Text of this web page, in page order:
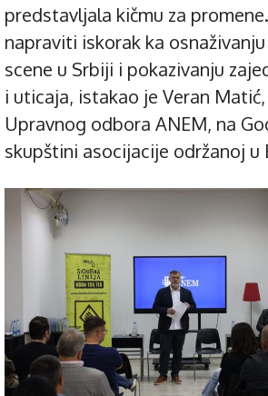
predstavljala kičmu za
napraviti iskorak ka
scene u Srbiji i pokazivanju
i uticaja, istakao je Veran
Upravnog odbora ANEM, na
skupštini asocijacije održanoj u